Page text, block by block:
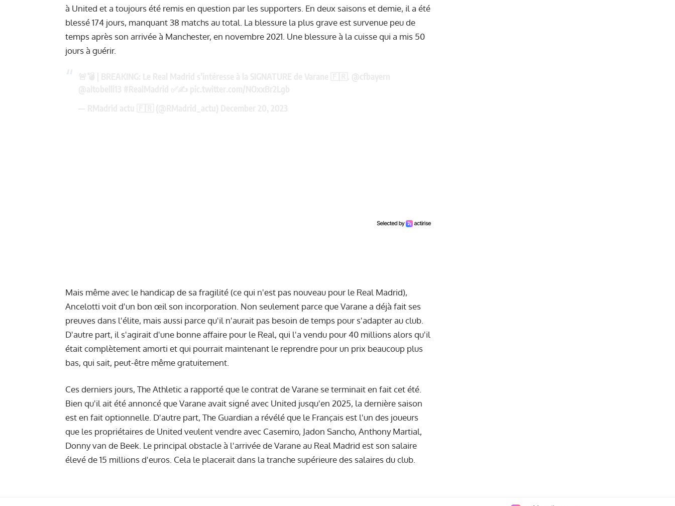
à United et a toujours été remis en question par les supporters. En deux saisons et demie, il a été
blessé 174 jours, manquant 38 matchs au total. La blessure la plus grave est survenue peu de
temps après son arrivée à Manchester, en novembre 2021. Une blessure à la cuisse qui a mis 50
jours à guérir.
Mais même avec le handicap de sa fragilité (ce qui n'est pas nouveau pour le Real Madrid),
Ancelotti voit d'un bon œil son incorporation. Non seulement parce que Varane a déjà fait ses
preuves dans l'élite, mais aussi parce qu'il n'aurait pas besoin de temps pour s'adapter au club.
D'autre part, il s'agirait d'une bonne affaire pour le Real, qui l'a vendu pour 40 millions alors qu'il
était complètement amorti et qui pourrait maintenant le reprendre pour un prix beaucoup plus
bas, qui sait, peut-être même gratuitement.
Ces derniers jours, The Athletic a rapporté que le contrat de Varane se terminait en fait cet été.
Bien qu'il ait été annoncé que Varane avait signé avec United jusqu'en 2025, la dernière saison
est en fait optionnelle. D'autre part, The Guardian a révélé que le Français est l'un des joueurs
que les propriétaires de United veulent vendre avec Casemiro, Jadon Sancho, Anthony Martial,
Donny van de Beek. Le principal obstacle à l'arrivée de Varane au Real Madrid est son salaire
élevé de 15 millions d'euros. Cela le placerait dans la tranche supérieure des salaires du club.